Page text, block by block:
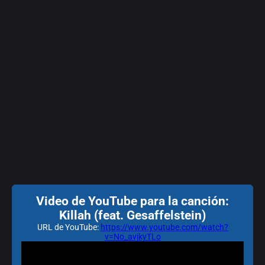
Video de YouTube para la canción:
Killah (feat. Gesaffelstein)
URL de YouTube: https://www.youtube.com/watch?
v=No_avjkyTLo